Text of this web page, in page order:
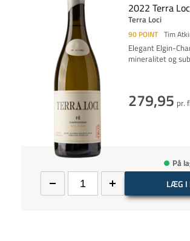
2022 Terra
Terra Loci
90 POINT Tim
Elegant Elgin-
mineralitet og
279,95 pr.
På
LÆG I